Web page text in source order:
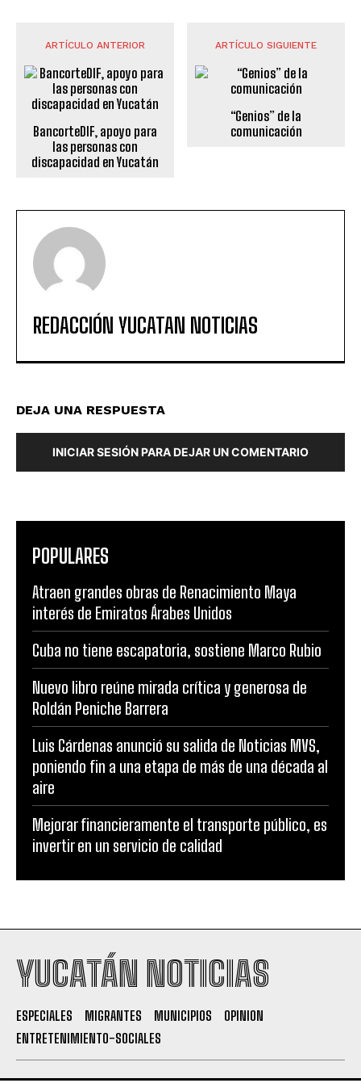
ARTÍCULO ANTERIOR
BancorteDIF, apoyo para
las personas con
discapacidad en Yucatán
ARTÍCULO SIGUIENTE
“Genios” de la
comunicación
REDACCIÓN YUCATAN NOTICIAS
DEJA UNA RESPUESTA
INICIAR SESIÓN PARA DEJAR UN COMENTARIO
POPULARES
Atraen grandes obras de Renacimiento Maya
interés de Emiratos Árabes Unidos
Cuba no tiene escapatoria, sostiene Marco Rubio
Nuevo libro reúne mirada crítica y generosa de
Roldán Peniche Barrera
Luis Cárdenas anunció su salida de Noticias MVS,
poniendo fin a una etapa de más de una década al
aire
Mejorar financieramente el transporte público, es
invertir en un servicio de calidad
YUCATÁN NOTICIAS
ESPECIALES MIGRANTES MUNICIPIOS
OPINION
ENTRETENIMIENTO-SOCIALES